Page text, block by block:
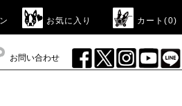
お気に入り カート(0)
お問い合わせ